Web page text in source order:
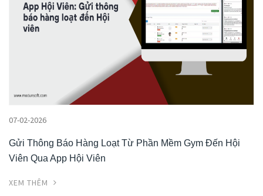
07-02-2026
Gửi Thông Báo Hàng Loạt Từ Phần Mềm Gym Đến Hội
Viên Qua App Hội Viên
XEM THÊM